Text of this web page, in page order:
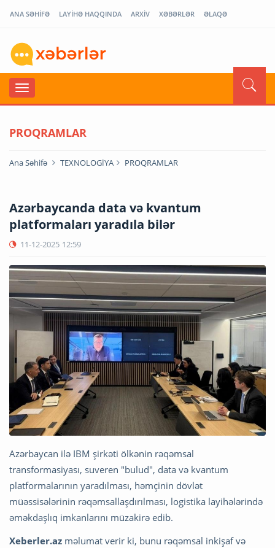
ANA SƏHİFƏ LAYİHƏ HAQQINDA ARXİV XƏBƏRLƏR ƏLAQƏ
PROQRAMLAR
Ana Səhifə TEXNOLOGİYA PROQRAMLAR
Azərbaycanda data və kvantum
platformaları yaradıla bilər
11-12-2025 12:59
Azərbaycan ilə IBM şirkəti ölkənin rəqəmsal
transformasiyası, suveren "bulud", data və kvantum
platformalarının yaradılması, həmçinin dövlət
müəssisələrinin rəqəmsallaşdırılması, logistika layihələrində
əməkdaşlıq imkanlarını müzakirə edib.
Xeberler.az məlumat verir ki, bunu rəqəmsal inkişaf və